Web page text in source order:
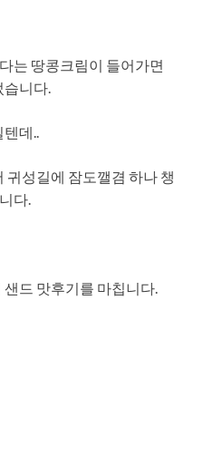
는 땅콩크림이 들어가면
니다.
데..
귀성길에 잠도깰겸 하나 챙
다.
드 맛후기를 마칩니다.